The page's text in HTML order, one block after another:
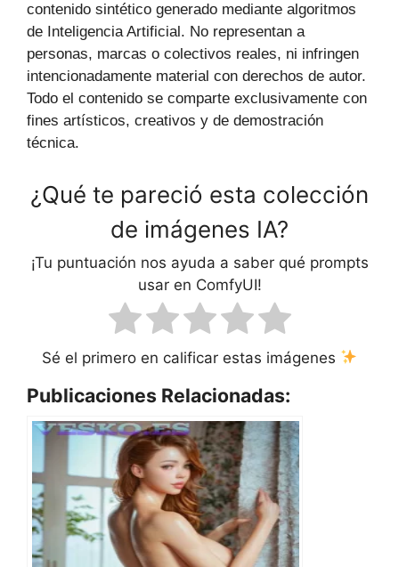
contenido sintético generado mediante algoritmos
de Inteligencia Artificial. No representan a
personas, marcas o colectivos reales, ni infringen
intencionadamente material con derechos de autor.
Todo el contenido se comparte exclusivamente con
fines artísticos, creativos y de demostración
técnica.
¿Qué te pareció esta colección
de imágenes IA?
¡Tu puntuación nos ayuda a saber qué prompts
usar en ComfyUI!
Sé el primero en calificar estas imágenes
Publicaciones Relacionadas: